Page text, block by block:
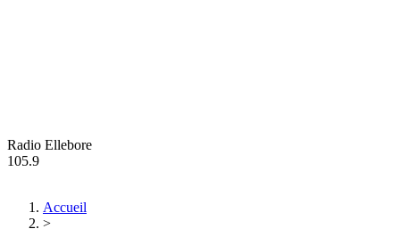
Radio Ellebore
105.9
Accueil
>